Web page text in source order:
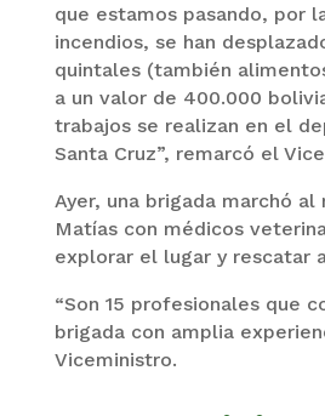
que estamos pasando, por
incendios, se han
quintales (también
a un valor de 400.000
trabajos se realizan en el
Santa Cruz”, remarcó el
Ayer, una brigada marchó al
Matías con médicos
explorar el lugar y rescatar
“Son 15 profesionales que
brigada con amplia
Viceministro.